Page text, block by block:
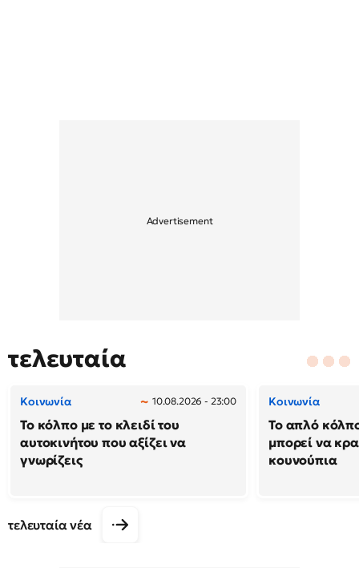
τελευταία
Κοινωνία 10.08.2026 - 23:00
Το κόλπο με το κλειδί του
αυτοκινήτου που αξίζει να
γνωρίζεις
Κοινωνία
Το απλό
μπορεί να
κουνούπια
τελευταία νέα